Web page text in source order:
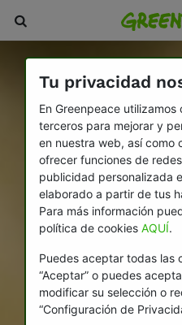
Tu privacidad
En Greenpeace
terceros para mejorar y
en nuestra web, así como
ofrecer funciones de
publicidad personalizada
elaborado a partir de tus
Para más información
política de cookies AQUÍ.
Puedes aceptar todas las
“Aceptar” o puedes
modificar su selección o
“Configuración de